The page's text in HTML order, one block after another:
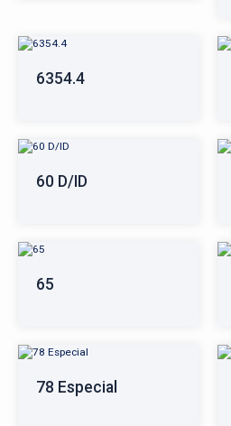
6354.4
60 D/ID
65
78 Especial